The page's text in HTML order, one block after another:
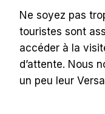
Ne soyez pas
touristes sont
accéder à la
d’attente. Nous
un peu leur